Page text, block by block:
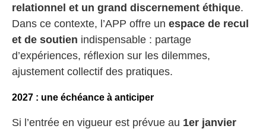
relationnel et un grand discernement éthique.
Dans ce contexte, l’APP offre un espace de recul
et de soutien indispensable : partage
d’expériences, réflexion sur les dilemmes,
ajustement collectif des pratiques.
2027 : une échéance à anticiper
Si l’entrée en vigueur est prévue au 1er janvier